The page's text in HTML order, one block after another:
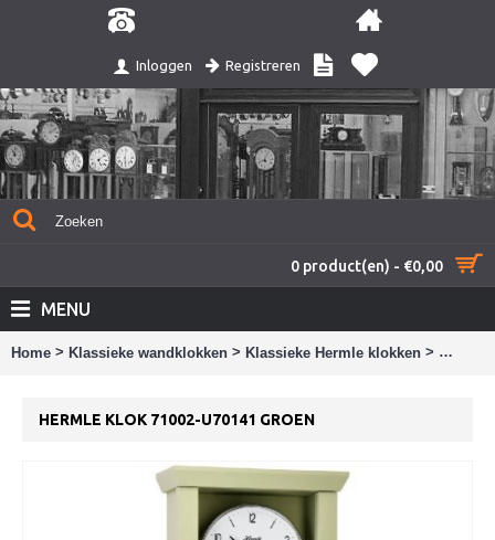
Inloggen Registreren
0 product(en) - €0,00
MENU
Home > Klassieke wandklokken > Klassieke Hermle klokken > Hermle
HERMLE KLOK 71002-U70141 GROEN